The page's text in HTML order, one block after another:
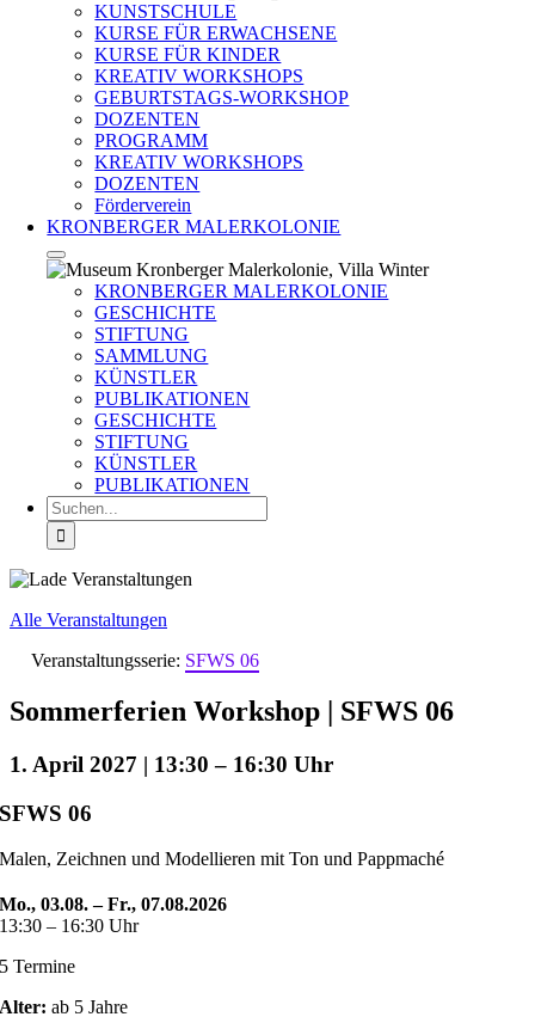
KUNSTSCHULE
KURSE FÜR ERWACHSENE
KURSE FÜR KINDER
KREATIV WORKSHOPS
GEBURTSTAGS-WORKSHOP
DOZENTEN
PROGRAMM
KREATIV WORKSHOPS
DOZENTEN
Förderverein
KRONBERGER MALERKOLONIE
KRONBERGER MALERKOLONIE
GESCHICHTE
STIFTUNG
SAMMLUNG
KÜNSTLER
PUBLIKATIONEN
GESCHICHTE
STIFTUNG
KÜNSTLER
PUBLIKATIONEN
Suche
nach:
Alle Veranstaltungen
Veranstaltungsserie: SFWS 06
Sommerferien Workshop | SFWS 06
1. April 2027 | 13:30 – 16:30
SFWS 06
Malen, Zeichnen und Modellieren mit Ton und Pappmaché
Mo., 03.08. – Fr., 07.08.2026
13:30 – 16:30 Uhr
5 Termine
Alter: ab 5 Jahre